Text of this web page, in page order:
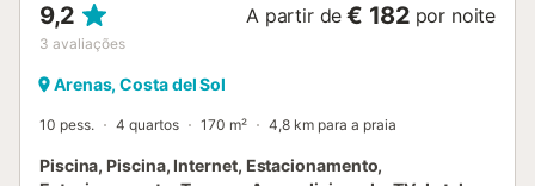
9,2
3 avaliações
A partir de € 182 por noite
Arenas, Costa del Sol
10 pess. 4 quartos 170 m² 4,8 km para a praia
Piscina, Piscina, Internet, Estacionamento,